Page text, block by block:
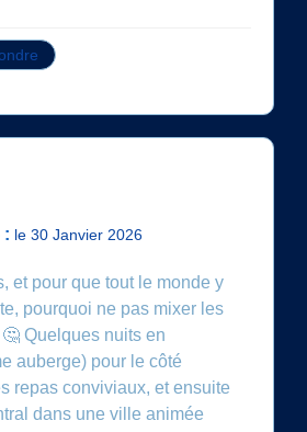
: le 30 Janvier 2026
et pour que tout le monde y
pourquoi ne pas mixer les
Quelques nuits en
auberge) pour le côté
repas conviviaux, et ensuite
dans une ville animée